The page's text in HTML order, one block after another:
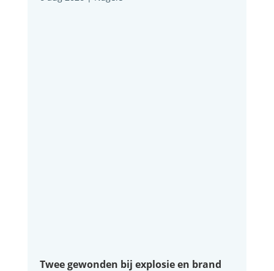
Twee gewonden bij explosie en brand